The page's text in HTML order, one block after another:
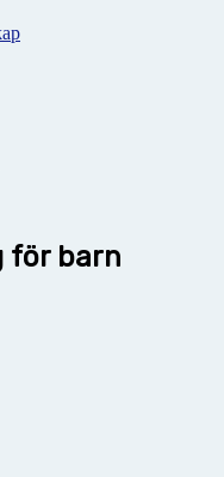
för barn